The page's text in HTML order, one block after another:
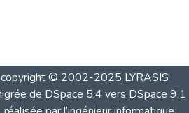
© 2002-2025 LYRASIS
de DSpace 5.4 vers DSpace 9.1